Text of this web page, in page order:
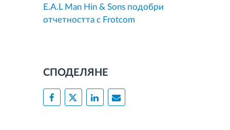
E.A.L Man Hin & Sons подобри
отчетността с Frotcom
СПОДЕЛЯНЕ